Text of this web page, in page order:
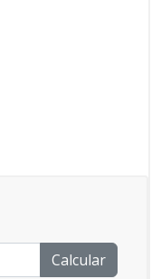
Calcular